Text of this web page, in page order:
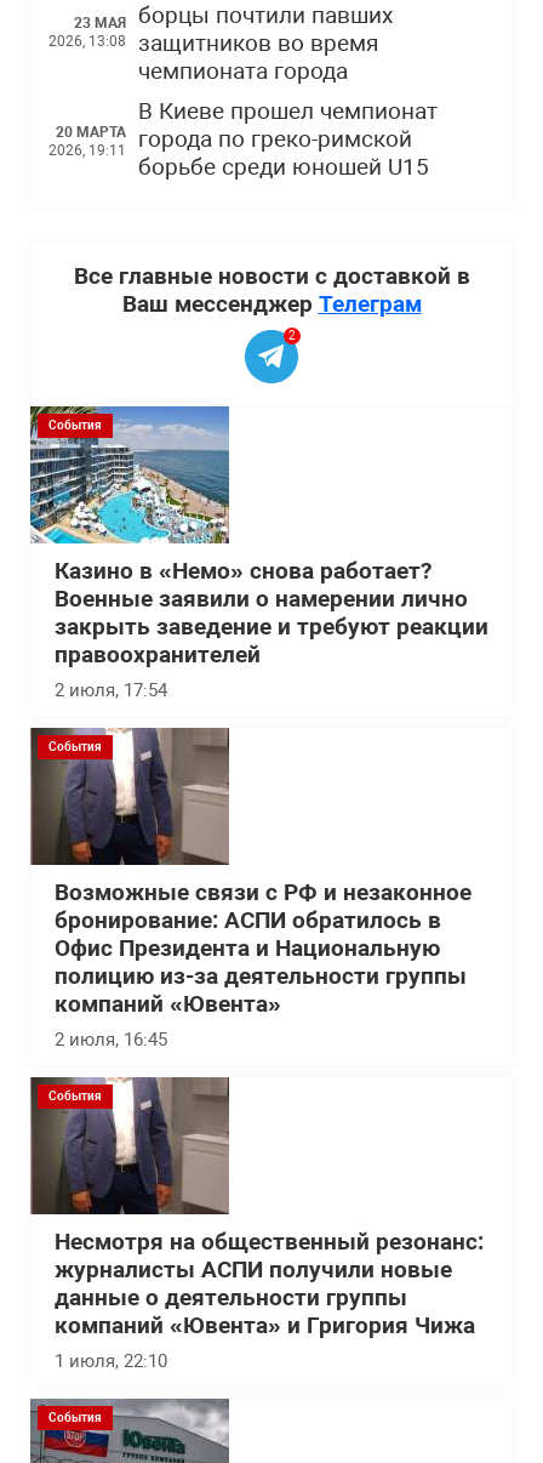
23 МАЯ
2026, 13:08
борцы почтили павших
защитников во время
чемпионата города
20 МАРТА
2026, 19:11
В Киеве прошел чемпионат
города по греко-римской
борьбе среди юношей U15
Все главные новости с доставкой в
Ваш мессенджер Телеграм
2
События
Казино в «Немо» снова работает?
Военные заявили о намерении лично
закрыть заведение и требуют реакции
правоохранителей
2 июля, 17:54
События
Возможные связи с РФ и незаконное
бронирование: АСПИ обратилось в
Офис Президента и Национальную
полицию из-за деятельности группы
компаний «Ювента»
2 июля, 16:45
События
Несмотря на общественный резонанс:
журналисты АСПИ получили новые
данные о деятельности группы
компаний «Ювента» и Григория Чижа
1 июля, 22:10
События